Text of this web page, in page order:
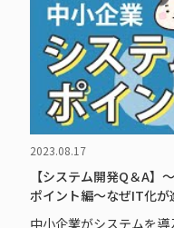
2023.08.17
【システム開発Q＆A】
ポイント編～なぜIT化が
中小企業がシステムを